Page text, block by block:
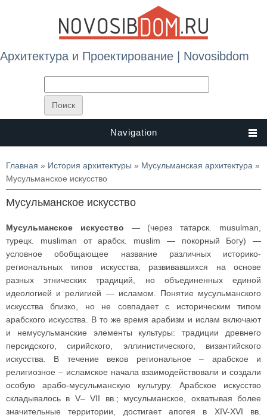
Архитектура и Проектирование | Novosibdom
Navigation
Вы здесь
Главная » История архитектуры » Мусульманская архитектура »
Мусульманское искусство
Мусульманское искусство
Мусульманское искусство — (через татарск. musulman,
турецк. musliman от арабск. muslim — покорный Богу) —
условное обобщающее название различных историко-
регионалъных типов искусства, развивавшихся на основе
разных этнических традиций, но объединенных единой
идеологией и религией — исламом. Понятие мусульманского
искусства близко, но не совпадает с историческим типом
арабского искусства. В то же время арабизм и ислам включают
и немусульманские элементы культуры: традиции древнего
персидского, сирийского, эллинистического, византийского
искусства. В течение веков региональное – арабское и
религиозное – исламское начала взаимодействовали и создали
особую арабо-мусульманскую культуру. Арабское искусство
складывалось в V– VII вв.; мусульманское, охватывая более
значительные территории, достигает апогея в XIV-XVI вв.